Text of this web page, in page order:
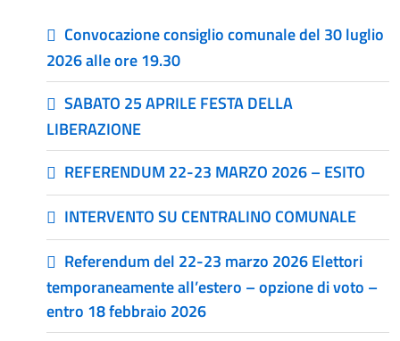
Convocazione consiglio comunale del 30 luglio
2026 alle ore 19.30
SABATO 25 APRILE FESTA DELLA
LIBERAZIONE
REFERENDUM 22-23 MARZO 2026 – ESITO
INTERVENTO SU CENTRALINO COMUNALE
Referendum del 22-23 marzo 2026 Elettori
temporaneamente all’estero – opzione di voto –
entro 18 febbraio 2026